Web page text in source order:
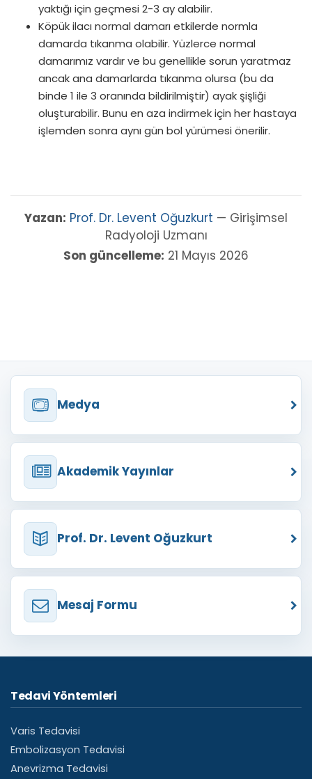
yaktığı için geçmesi 2-3 ay alabilir.
Köpük ilacı normal damarı etkilerde normla
damarda tıkanma olabilir. Yüzlerce normal
damarımız vardır ve bu genellikle sorun yaratmaz
ancak ana damarlarda tıkanma olursa (bu da
binde 1 ile 3 oranında bildirilmiştir) ayak şişliği
oluşturabilir. Bunu en aza indirmek için her hastaya
işlemden sonra aynı gün bol yürümesi önerilir.
Yazan: Prof. Dr. Levent Oğuzkurt — Girişimsel
Radyoloji Uzmanı
Son güncelleme: 21 Mayıs 2026
Medya
Akademik Yayınlar
Prof. Dr. Levent Oğuzkurt
Mesaj Formu
Tedavi Yöntemleri
Varis Tedavisi
Embolizasyon Tedavisi
Anevrizma Tedavisi